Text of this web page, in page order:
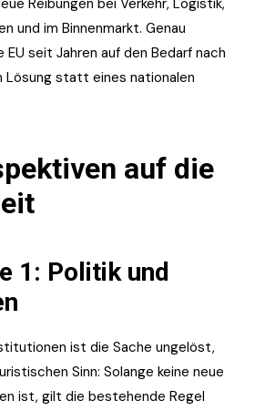
Reibungen bei Verkehr, Logistik,
und im Binnenmarkt. Genau
seit Jahren auf den Bedarf nach
statt eines nationalen
auf die
1: Politik und
ist die Sache ungelöst,
Sinn: Solange keine neue
ist, gilt die bestehende Regel